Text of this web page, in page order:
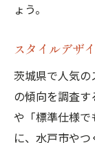
ょう。
スタイルデザ
茨城県で人気
の傾向を調査す
や「標準仕様で
に、水戸市や